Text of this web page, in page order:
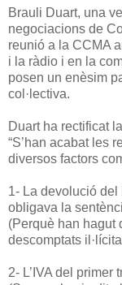
Brauli Duart, una
negociacions de
reunió a la CCMA
i la ràdio i en la
posen un enèsim
col·lectiva.
Duart ha rectificat
“S’han acabat les
diversos factors
1- La devolució
obligava la
(Perquè han hagut
descomptats
2- L’IVA del primer